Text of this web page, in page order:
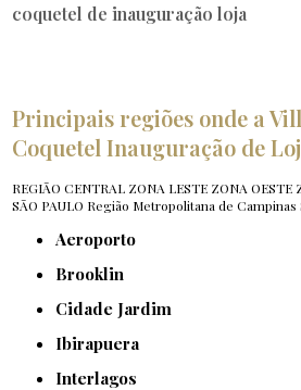
coquetel de inauguração loja
Principais regiões onde a
Coquetel Inauguração de
REGIÃO CENTRAL ZONA LESTE ZONA OESTE
SÃO PAULO Região Metropolitana de Campinas
Aeroporto
Brooklin
Cidade Jardim
Ibirapuera
Interlagos